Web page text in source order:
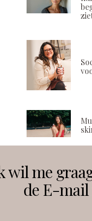
Volg ons
wil me
de E-